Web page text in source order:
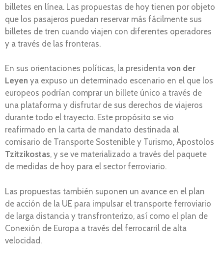
billetes en línea. Las propuestas de hoy tienen por objeto
que los pasajeros puedan reservar más fácilmente sus
billetes de tren cuando viajen con diferentes operadores
y a través de las fronteras.
En sus orientaciones políticas, la presidenta von der
Leyen ya expuso un determinado escenario en el que los
europeos podrían comprar un billete único a través de
una plataforma y disfrutar de sus derechos de viajeros
durante todo el trayecto. Este propósito se vio
reafirmado en la carta de mandato destinada al
comisario de Transporte Sostenible y Turismo, Apostolos
Tzitzikostas, y se ve materializado a través del paquete
de medidas de hoy para el sector ferroviario.
Las propuestas también suponen un avance en el plan
de acción de la UE para impulsar el transporte ferroviario
de larga distancia y transfronterizo, así como el plan de
Conexión de Europa a través del ferrocarril de alta
velocidad.